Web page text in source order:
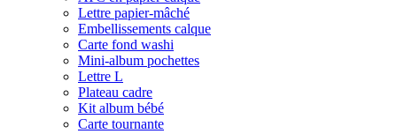
Lettre papier-mâché
Embellissements calque
Carte fond washi
Mini-album pochettes
Lettre L
Plateau cadre
Kit album bébé
Carte tournante